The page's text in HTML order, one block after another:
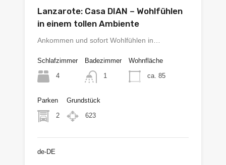
Lanzarote: Casa DIAN – Wohlfühlen
in einem tollen Ambiente
Ankommen und sofort Wohlfühlen in…
Schlafzimmer
4
Badezimmer
1
Wohnfläche
ca. 85
Parken
2
Grundstück
623
de-DE